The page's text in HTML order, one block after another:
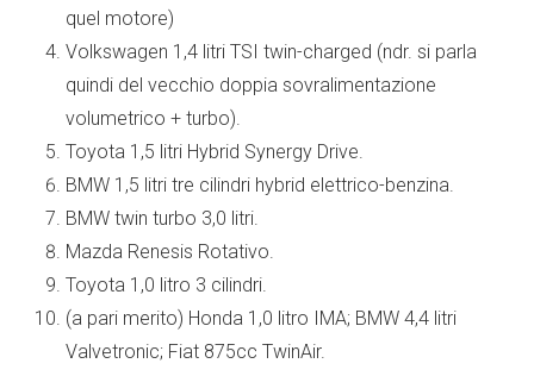
quel motore)
Volkswagen 1,4 litri TSI twin-charged (ndr. si parla
quindi del vecchio doppia sovralimentazione
volumetrico + turbo).
Toyota 1,5 litri Hybrid Synergy Drive.
BMW 1,5 litri tre cilindri hybrid elettrico-benzina.
BMW twin turbo 3,0 litri.
Mazda Renesis Rotativo.
Toyota 1,0 litro 3 cilindri.
(a pari merito) Honda 1,0 litro IMA; BMW 4,4 litri
Valvetronic; Fiat 875cc TwinAir.